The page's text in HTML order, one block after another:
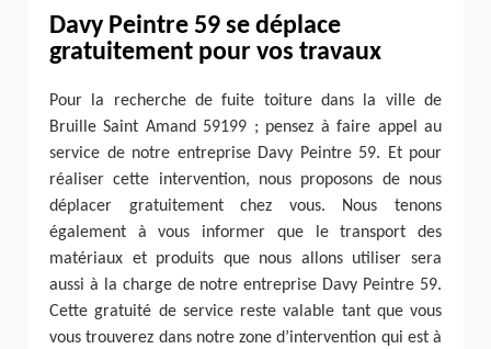
Davy Peintre 59 se déplace
gratuitement pour vos travaux
Pour la recherche de fuite toiture dans la ville de
Bruille Saint Amand 59199 ; pensez à faire appel au
service de notre entreprise Davy Peintre 59. Et pour
réaliser cette intervention, nous proposons de nous
déplacer gratuitement chez vous. Nous tenons
également à vous informer que le transport des
matériaux et produits que nous allons utiliser sera
aussi à la charge de notre entreprise Davy Peintre 59.
Cette gratuité de service reste valable tant que vous
vous trouverez dans notre zone d’intervention qui est à